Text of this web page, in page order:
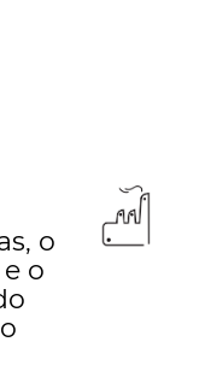
o
o